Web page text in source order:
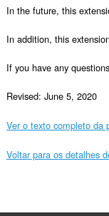
In the future, this
In addition, this
If you have any
Revised: June 5, 2020
Ver o texto completo da
Voltar para os detalhes